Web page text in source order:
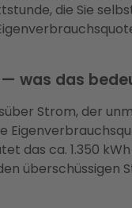
die Sie
— was das
Strom, der
das ca. 1.350
überschüssigen